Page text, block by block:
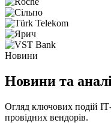
Новини
Новини та
Огляд ключових подій
провідних вендорів.